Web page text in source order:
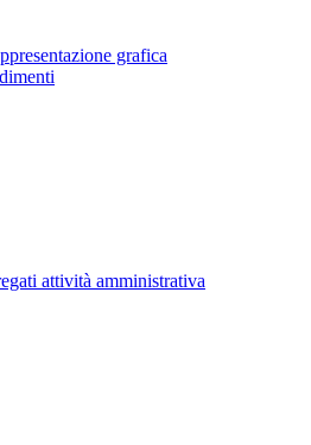
grafica
attività amministrativa